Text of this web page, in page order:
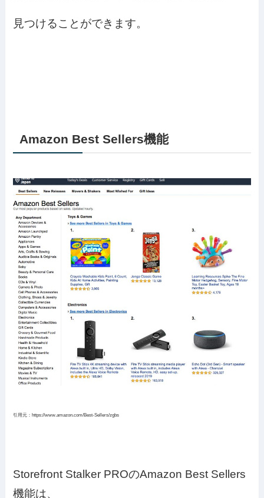
見つけることができます。
Amazon Best Sellers機能
引用元：https://www.amazon.com/Best-Sellers/zgbs
Storefront Stalker PROのAmazon Best Sellers
機能は、